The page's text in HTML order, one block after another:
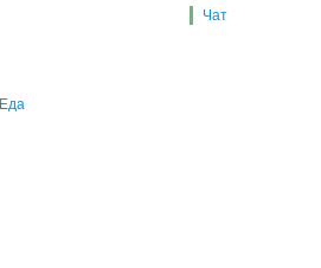
Чат
Еда